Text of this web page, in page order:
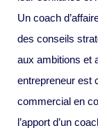
Un coach
des conseils
aux ambitions et
entrepreneur est
commercial en
l’apport d’un